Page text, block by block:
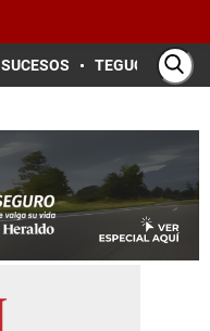
SUCESOS TEGUCIGALPA